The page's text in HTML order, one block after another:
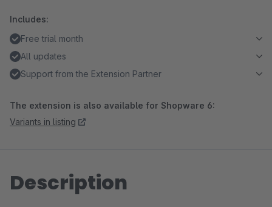
Includes:
Free trial month
All updates
Support from the Extension Partner
The extension is also available for Shopware 6:
Variants in listing
Description